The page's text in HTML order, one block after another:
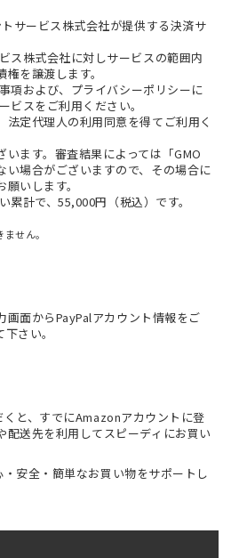
サービス株式会社が提供する決済サ
ス株式会社に対しサービスの範囲内
を譲渡します。
項および、 プライバシーポリシーに
ビスをご利用ください。
法定代理人の利用同意を得てご利用く
います。審査結果によっては「GMO
い場合がございますので、その場合に
いします。
累計で、55,000円（税込）です。
せん。
画面からPayPalアカウント情報をご
さい。
と、すでにAmazonアカウントに登
配送先を利用してスピーディにお買い
安全・簡単なお買い物をサポートし